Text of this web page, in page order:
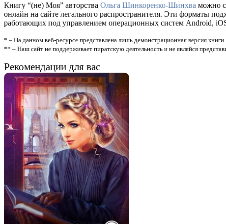
Книгу “(не) Моя” авторства Ольга Шинкоренко-Шинхва можно
онлайн на сайте легального распространителя. Эти форматы
работающих под управлением операционных систем Android,
* – На данном веб-ресурсе представлена лишь демонстрационная версия
** – Наш сайт не поддерживает пиратскую деятельность и не являйся
Рекомендации для вас